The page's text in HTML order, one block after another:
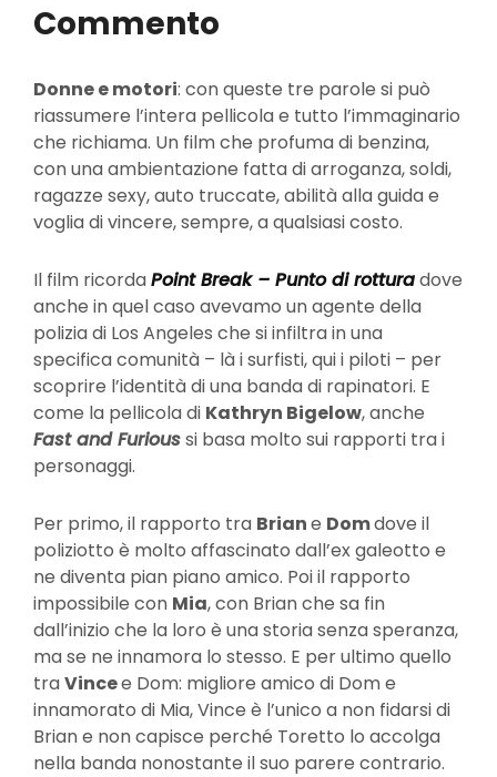
Commento
Donne e motori: con queste tre parole si può
riassumere l’intera pellicola e tutto l’immaginario
che richiama. Un film che profuma di benzina,
con una ambientazione fatta di arroganza, soldi,
ragazze sexy, auto truccate, abilità alla guida e
voglia di vincere, sempre, a qualsiasi costo.
Il film ricordaPoint Break – Punto di rotturadove
anche in quel caso avevamo un agente della
polizia di Los Angeles che si infiltra in una
specifica comunità – là i surfisti, qui i piloti – per
scoprire l’identità di una banda di rapinatori. E
come la pellicola di Kathryn Bigelow, anche
Fast and Furioussi basa molto sui rapporti tra i
personaggi.
Per primo, il rapporto tra Briane Domdove il
poliziotto è molto affascinato dall’ex galeotto e
ne diventa pian piano amico. Poi il rapporto
impossibile con Mia, con Brian che sa fin
dall’inizio che la loro è una storia senza speranza,
ma se ne innamora lo stesso. E per ultimo quello
traVincee Dom: migliore amico di Dom e
innamorato di Mia, Vince è l’unico a non fidarsi di
Brian e non capisce perché Toretto lo accolga
nella banda nonostante il suo parere contrario.